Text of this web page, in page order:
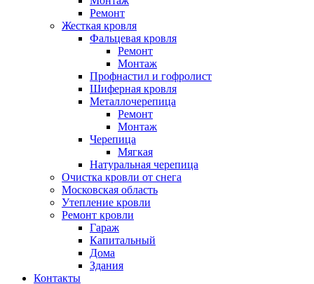
Ремонт
Жесткая кровля
Фальцевая кровля
Ремонт
Монтаж
Профнастил и гофролист
Шиферная кровля
Металлочерепица
Ремонт
Монтаж
Черепица
Мягкая
Натуральная черепица
Очистка кровли от снега
Московская область
Утепление кровли
Ремонт кровли
Гараж
Капитальный
Дома
Здания
Контакты